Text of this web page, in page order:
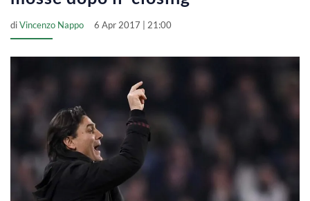
diVincenzo Nappo 6 Apr 2017 | 21:00